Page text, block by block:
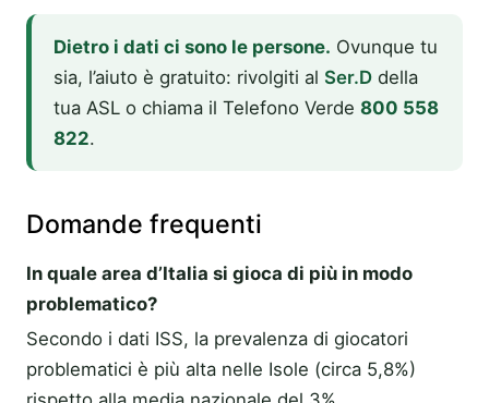
Dietro i dati ci sono le persone. Ovunque tu
sia, l’aiuto è gratuito: rivolgiti al Ser.D della
tua ASL o chiama il Telefono Verde 800 558
822.
Domande frequenti
In quale area d’Italia si gioca di più in modo
problematico?
Secondo i dati ISS, la prevalenza di giocatori
problematici è più alta nelle Isole (circa 5,8%)